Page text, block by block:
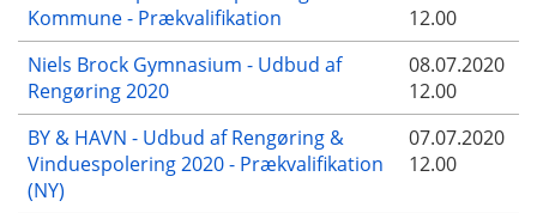
Kommune - Prækvalifikation
12.00
Niels Brock Gymnasium - Udbud af
Rengøring 2020
08.07.2020
12.00
BY & HAVN - Udbud af Rengøring &
Vinduespolering 2020 - Prækvalifikation
(NY)
07.07.2020
12.00